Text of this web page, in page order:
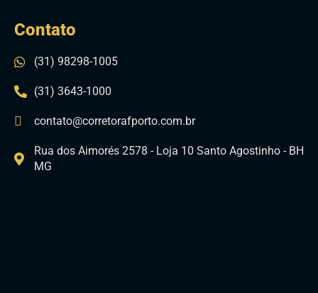
Contato
(31) 98298-1005
(31) 3643-1000
contato@corretorafporto.com.br
Rua dos Aimorés 2578 - Loja 10 Santo Agostinho - BH
MG